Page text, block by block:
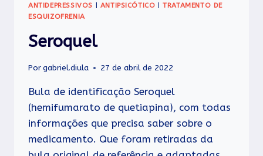
ANTIDEPRESSIVOS ANTIPSICÓTICO |TRATAMENTO DE
ESQUIZOFRENIA
Seroquel
Porgabriel.diula 27 de abril de 2022
Bula de identificação Seroquel
(hemifumarato de quetiapina), com todas
informações que precisa saber sobre o
medicamento. Que foram retiradas da